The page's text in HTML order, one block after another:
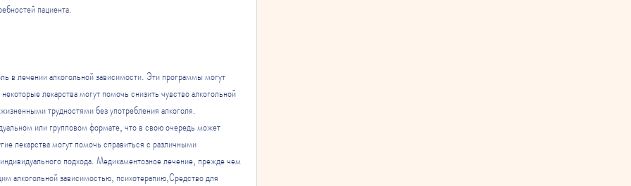
пациента.
в лечении алкогольной зависимости. Эти программы могут
лекарства могут помочь снизить чувство алкогольной
трудностями без употребления алкоголя.
или групповом формате, что в свою очередь может
лекарства могут помочь справиться с различными
подхода. Медикаментозное лечение, прежде чем
алкогольной зависимостью, психотерапию,Средство для